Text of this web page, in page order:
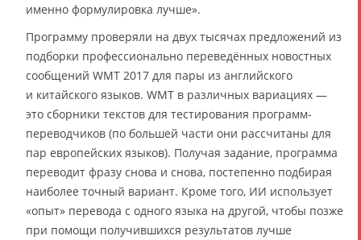
именно формулировка лучше».
Программу проверяли на двух тысячах предложений из
подборки профессионально переведённых новостных
сообщений WMT 2017 для пары из английского
и китайского языков. WMT в различных вариациях —
это сборники текстов для тестирования программ-
переводчиков (по большей части они рассчитаны для
пар европейских языков). Получая задание, программа
переводит фразу снова и снова, постепенно подбирая
наиболее точный вариант. Кроме того, ИИ использует
«опыт» перевода с одного языка на другой, чтобы позже
при помощи получившихся результатов лучше